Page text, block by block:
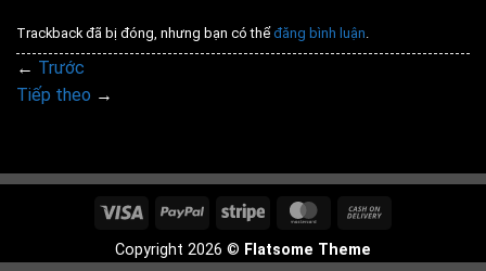
Trackback đã bị đóng, nhưng bạn có thể đăng bình luận.
← Trước
Tiếp theo →
Visa PayPal Stripe MasterCard
Delivery
Copyright 2026 © Flatsome Theme